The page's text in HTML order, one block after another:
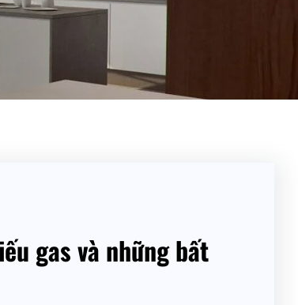
gas và những bất